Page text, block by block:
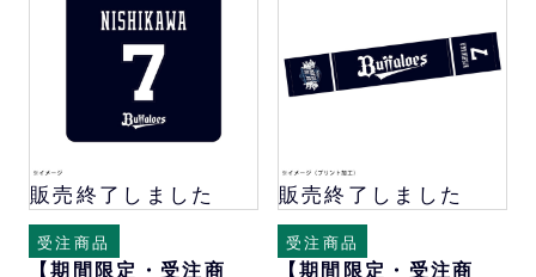
販売終了しました
受注商品
【期間限定・受注商
販売終了しました
受注商品
【期間限定・受注商